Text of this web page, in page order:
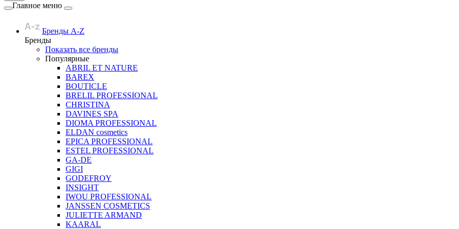
Главное меню
Бренды A-Z
Бренды
Показать все бренды
Популярные
ABRIL ET NATURE
BAREX
BOUTICLE
BRELIL PROFESSIONAL
CHRISTINA
DAVINES SPA
DIOMA PROFESSIONAL
ELDAN cosmetics
EPICA PROFESSIONAL
ESTEL PROFESSIONAL
GA-DE
GIGI
GODEFROY
INSIGHT
IWOU PROFESSIONAL
JANSSEN COSMETICS
JULIETTE ARMAND
KAARAL